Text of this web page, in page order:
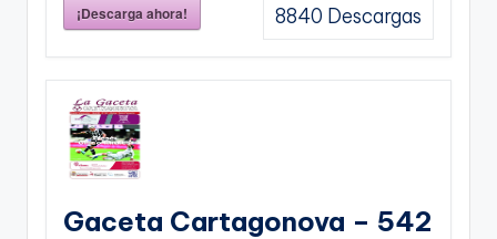
¡Descarga ahora! 8840 Descargas
Gaceta Cartagonova – 542